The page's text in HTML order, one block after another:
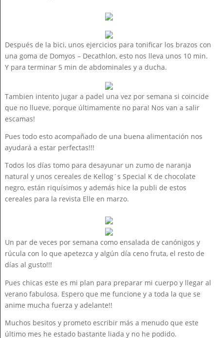
Después de la bici, unos ejercicios para tonificar los brazos con
una goma de Domyos – Decathlon, esto nos lleva unos 10 min.
Y para terminar 5 min de abdominales y a ducha.
Tambien intento jugar a padel una vez por semana si coincide
que no llueve, porque últimamente no para! Nos van a salir
escamas!
Pues todo esto acompañado de una buena alimentación nos
ayudará a estar perfectas!!!
Todos los días tomo para desayunar un zumo de naranja
natural y unos cereales de Kellog´s Special K de chocolate
negro, están riquísimos y además hice la publi de estos
cereales para la revista Elle en marzo.
Un par de veces por semana como ensalada de canónigos y
rúcula con lo que apetezca y algún día ceno fruta, el resto de
días al gusto!!!
Pues chicas este es mi plan para preparar mi cuerpo y llegar al
verano fabulosa. Espero que me funcione y a toda la que se
anime mucha fuerza y adelante!!
Muchos besitos y prometo escribir más a menudo que este
último mes he estado bastante liada y no he podido.